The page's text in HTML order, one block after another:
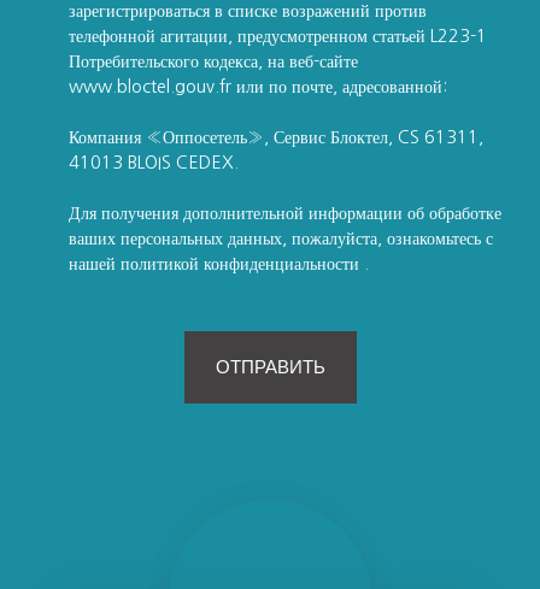
зарегистрироваться в списке возражений против
телефонной агитации, предусмотренном статьей L223-1
Потребительского кодекса, на веб-сайте
www.bloctel.gouv.fr или по почте, адресованной:
Компания «Оппосетель», Сервис Блоктел, CS 61311,
41013 BLOIS CEDEX.
Для получения дополнительной информации об обработке
ваших персональных данных, пожалуйста, ознакомьтесь с
нашей политикой конфиденциальности
ОТПРАВИТЬ